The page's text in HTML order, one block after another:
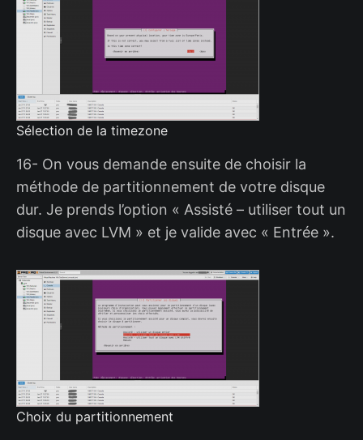
Sélection de la timezone
16- On vous demande ensuite de choisir la
méthode de partitionnement de votre disque
dur. Je prends l’option « Assisté – utiliser tout un
disque avec LVM » et je valide avec « Entrée ».
Choix du partitionnement